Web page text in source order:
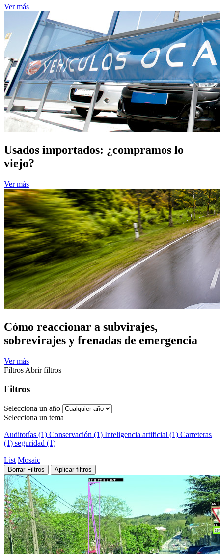
Ver más
Usados importados: ¿compramos lo
viejo?
Ver más
Cómo reaccionar a subvirajes,
sobrevirajes y frenadas de emergencia
Ver más
Filtros Abrir filtros
Filtros
Selecciona un año
Selecciona un tema
Auditorías (1) Conservación (1) Inteligencia artificial (1) Carreteras
(1) seguridad (1)
List Mosaic
Borrar Filtros Aplicar filtros